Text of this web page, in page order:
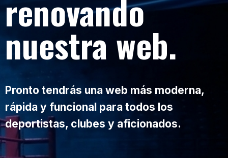
renovando
nuestra web.
Pronto tendrás una web más moderna,
rápida y funcional para todos los
deportistas, clubes y aficionados.